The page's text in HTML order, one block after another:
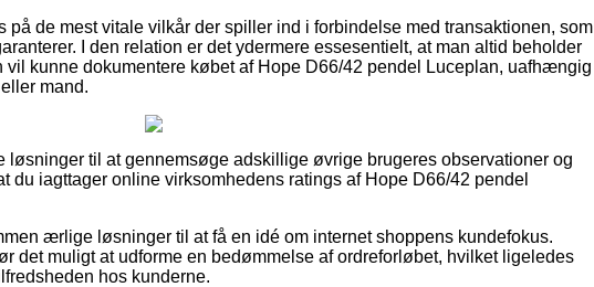
på de mest vitale vilkår der spiller ind i forbindelse med transaktionen, som
I den relation er det ydermere essesentielt, at man altid beholder
vil kunne dokumentere købet af Hope D66/42 pendel Luceplan, uafhængig
mand.
løsninger til at gennemsøge adskillige øvrige brugeres observationer og
du iagttager online virksomhedens ratings af Hope D66/42 pendel
ærlige løsninger til at få en idé om internet shoppens kundefokus.
det muligt at udforme en bedømmelse af ordreforløbet, hvilket ligeledes
hos kunderne.